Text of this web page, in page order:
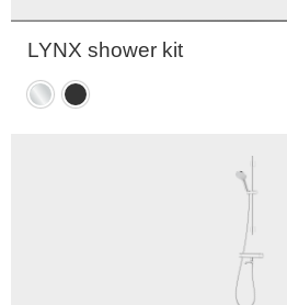
LYNX shower kit
KromMattsvart